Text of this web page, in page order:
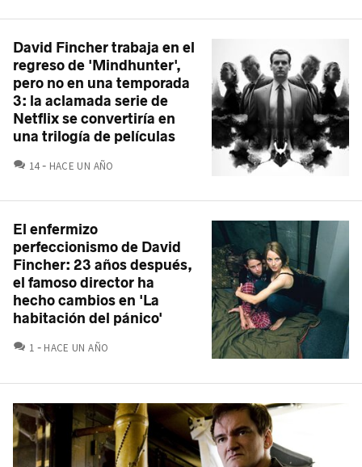
David Fincher trabaja en el
regreso de 'Mindhunter',
pero no en una temporada
3: la aclamada serie de
Netflix se convertiría en
una trilogía de películas
14 COMENTARIOS
HACE UN AÑO
El enfermizo
perfeccionismo de David
Fincher: 23 años después,
el famoso director ha
hecho cambios en 'La
habitación del pánico'
1 COMENTARIOS
HACE UN AÑO